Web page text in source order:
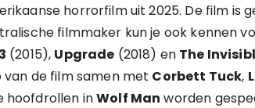
horrorfilm uit 2025. De film is
filmmaker kun je ook kennen
(2015), Upgrade (2018) en The
de film samen met Corbett Tuck,
hoofdrollen inWolf Man worden